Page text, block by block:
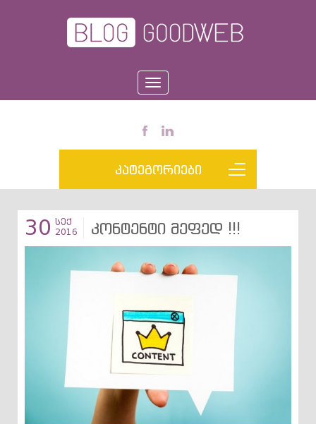
Toggle
navigation
კატეგორიები
30 სექ
2016
კონტენტი მეფედ !!!